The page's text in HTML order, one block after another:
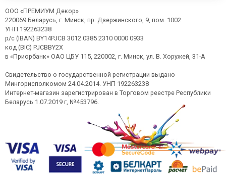
ООО «ПРЕМИУМ Декор»
220069 Беларусь, г. Минск, пр. Дзержинского, 9, пом. 1002
УНП 192263238
р/с (IBAN) BY14PJCB 3012 0385 2310 0000 0933
код (BIC) PJCBBY2X
в «Приорбанк» ОАО ЦБУ 115, 220002, г. Минск, ул. В. Хоружей, 31-А
Свидетельство о государственной регистрации выдано
Мингорисполкомом 24.04.2014. УНП 192263238
Интернет-магазин зарегистрирован в Торговом реестре Республики
Беларусь 1.07.2019 г, №453796.